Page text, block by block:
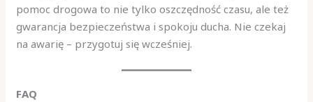
pomoc drogowa to nie tylko oszczędność czasu, ale też
gwarancja bezpieczeństwa i spokoju ducha. Nie czekaj
na awarię – przygotuj się wcześniej.
FAQ